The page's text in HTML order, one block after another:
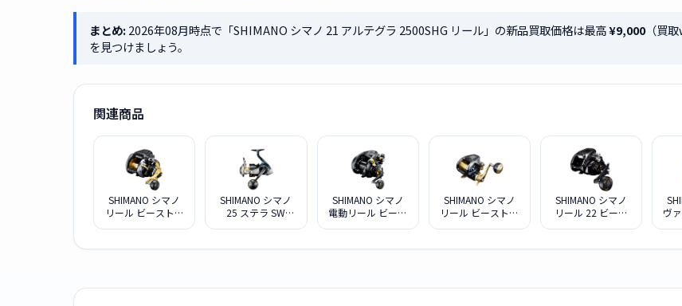
まとめ:2026年08月時点で「SHIMANO シマノ 21 アルテグラ 2500SHG リール」の新品買取価格は最高¥9,000（買
を見つけましょう。
関連商品
SHIMANO シマノ
リール ビーストマ
SHIMANO シマノ
25 ステラ SW
SHIMANO シマノ
電動リール ビース
SHIMANO シマノ
リール ビーストマ
SHIMANO シマノ
リール 22 ビース
ヴ